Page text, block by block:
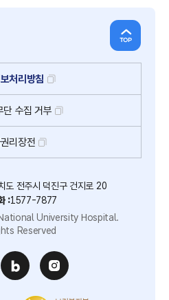
처리방침
단 수집 거부
리장전
도 전주시 덕진구 건지로 20
:1577-7877
University Hospital.
Reserved